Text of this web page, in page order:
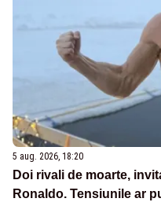
5 aug. 2026, 18:20
Doi rivali de moarte,
Ronaldo. Tensiunile ar